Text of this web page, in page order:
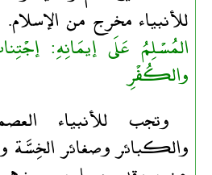
للأنبياء مخرج من
المُسْلِمُ عَلَى إيمَانِهِ:
والكُفْرِ
وتجب للأنبياء
والكبائر وصغائر الخِسَّة